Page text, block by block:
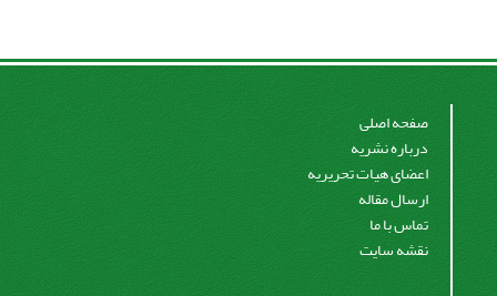
صفحه اصلی
درباره نشریه
اعضای هیات تحریریه
ارسال مقاله
تماس با ما
نقشه سایت